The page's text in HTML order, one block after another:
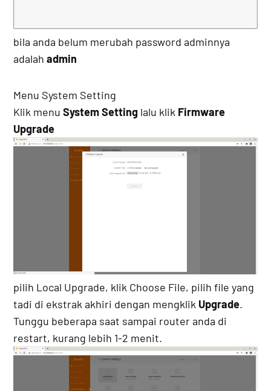
bila anda belum merubah password adminnya
adalahadmin
Menu System Setting
Klik menuSystem Setting lalu klik Firmware
Upgrade
pilih Local Upgrade, klik Choose File, pilih file yang
tadi di ekstrak akhiri dengan mengklik Upgrade.
Tunggu beberapa saat sampai router anda di
restart, kurang lebih 1-2 menit.